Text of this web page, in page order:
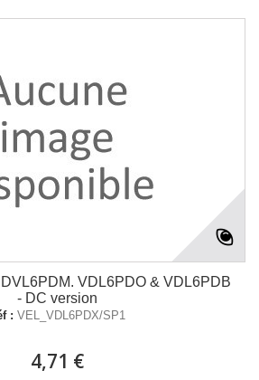
VDL6PDO & VDL6PDB
- DC version
: VEL_VDL6PDX/SP1
4,71 €